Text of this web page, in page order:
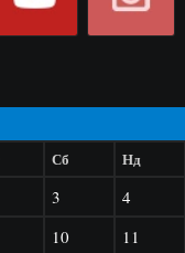
Сб Нд
3
4
10 11